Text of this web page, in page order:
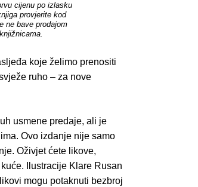
cijenu po izlasku
provjerite kod
ne bave prodajom
koje želimo prenositi
ruho – za nove
usmene predaje, ali je
Ovo izdanje nije samo
Oživjet ćete likove,
Ilustracije Klare Rusan
mogu potaknuti bezbroj